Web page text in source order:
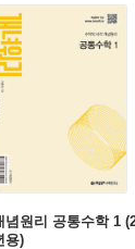
념원리 공통수학 1
용)